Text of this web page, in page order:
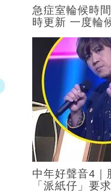
急症室輪候時
時更新 一度輪
中年好聲音4｜
「派紙仔」要